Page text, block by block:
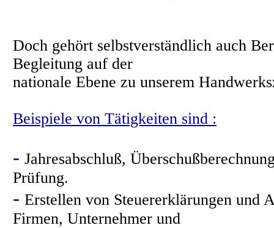
Doch gehört selbstverständlich auch
Begleitung auf der
nationale Ebene zu unserem
Beispiele von Tätigkeiten sind :
- Jahresabschluß,
Prüfung.
- Erstellen von Steuererklärungen und
Firmen, Unternehmer und